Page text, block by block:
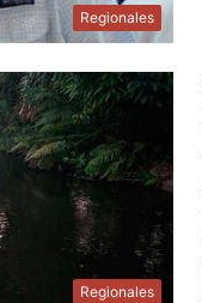
Regionales
Regionales